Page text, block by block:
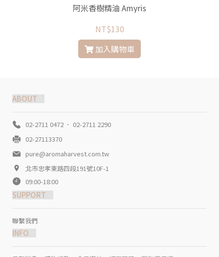
阿米香樹精油 Amyris
NT$130
加入購物車
ABOUT
02-2711 0472 ． 02-2711 2290
02-27113370
pure@aromaharvest.com.tw
北市忠孝東路四段191號10F-1
09:00-18:00
SUPPORT
聯繫我們
INFO